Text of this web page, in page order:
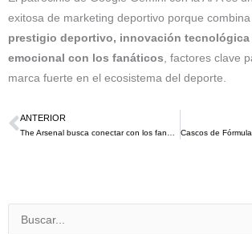
exitosa de marketing deportivo porque combina
prestigio deportivo, innovación tecnológica
emocional con los fanáticos , factores clave
marca fuerte en el ecosistema del deporte.
Ant
ANTERIOR
Buscar